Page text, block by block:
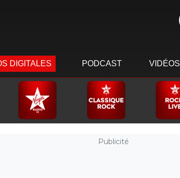
DIGITALES PODCAST VIDÉOS
Publicité